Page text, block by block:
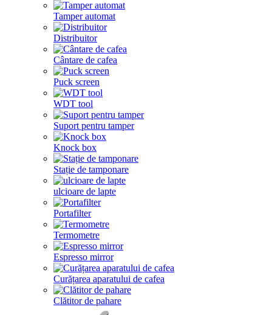
Tamper automat
Distribuitor
Cântare de cafea
Puck screen
WDT tool
Suport pentru tamper
Knock box
Stație de tamponare
ulcioare de lapte
Portafilter
Termometre
Espresso mirror
Curățarea aparatului de cafea
Clătitor de pahare